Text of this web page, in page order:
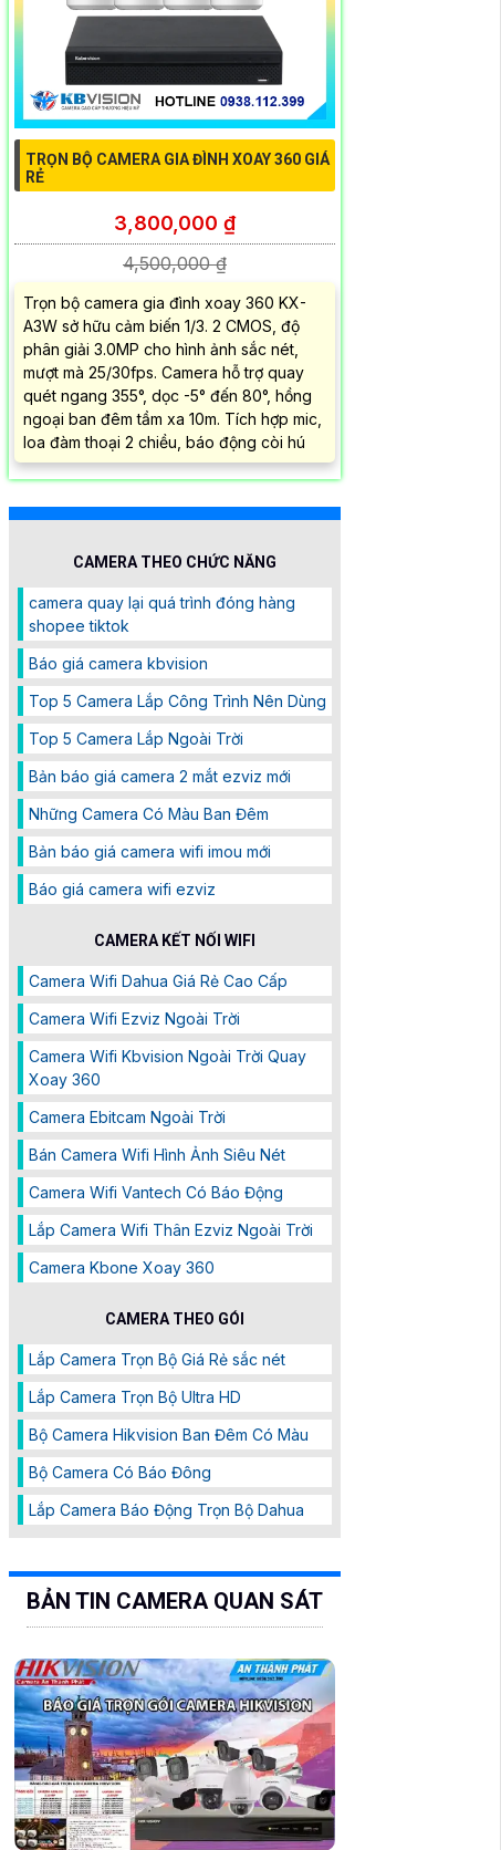
TRỌN BỘ CAMERA GIA ĐÌNH XOAY 360 GIÁ
RẺ
3,800,000 ₫
4,500,000 ₫
Trọn bộ camera gia đình xoay 360 KX-
A3W sở hữu cảm biến 1/3. 2 CMOS, độ
phân giải 3.0MP cho hình ảnh sắc nét,
mượt mà 25/30fps. Camera hỗ trợ quay
quét ngang 355°, dọc -5° đến 80°, hồng
ngoại ban đêm tầm xa 10m. Tích hợp mic,
loa đàm thoại 2 chiều, báo động còi hú
CAMERA THEO CHỨC NĂNG
camera quay lại quá trình đóng hàng
shopee tiktok
Báo giá camera kbvision
Top 5 Camera Lắp Công Trình Nên Dùng
Top 5 Camera Lắp Ngoài Trời
Bản báo giá camera 2 mắt ezviz mới
Những Camera Có Màu Ban Đêm
Bản báo giá camera wifi imou mới
Báo giá camera wifi ezviz
CAMERA KẾT NỐI WIFI
Camera Wifi Dahua Giá Rẻ Cao Cấp
Camera Wifi Ezviz Ngoài Trời
Camera Wifi Kbvision Ngoài Trời Quay
Xoay 360
Camera Ebitcam Ngoài Trời
Bán Camera Wifi Hình Ảnh Siêu Nét
Camera Wifi Vantech Có Báo Động
Lắp Camera Wifi Thân Ezviz Ngoài Trời
Camera Kbone Xoay 360
CAMERA THEO GÓI
Lắp Camera Trọn Bộ Giá Rẻ sắc nét
Lắp Camera Trọn Bộ Ultra HD
Bộ Camera Hikvision Ban Đêm Có Màu
Bộ Camera Có Báo Đông
Lắp Camera Báo Động Trọn Bộ Dahua
BẢN TIN CAMERA QUAN SÁT